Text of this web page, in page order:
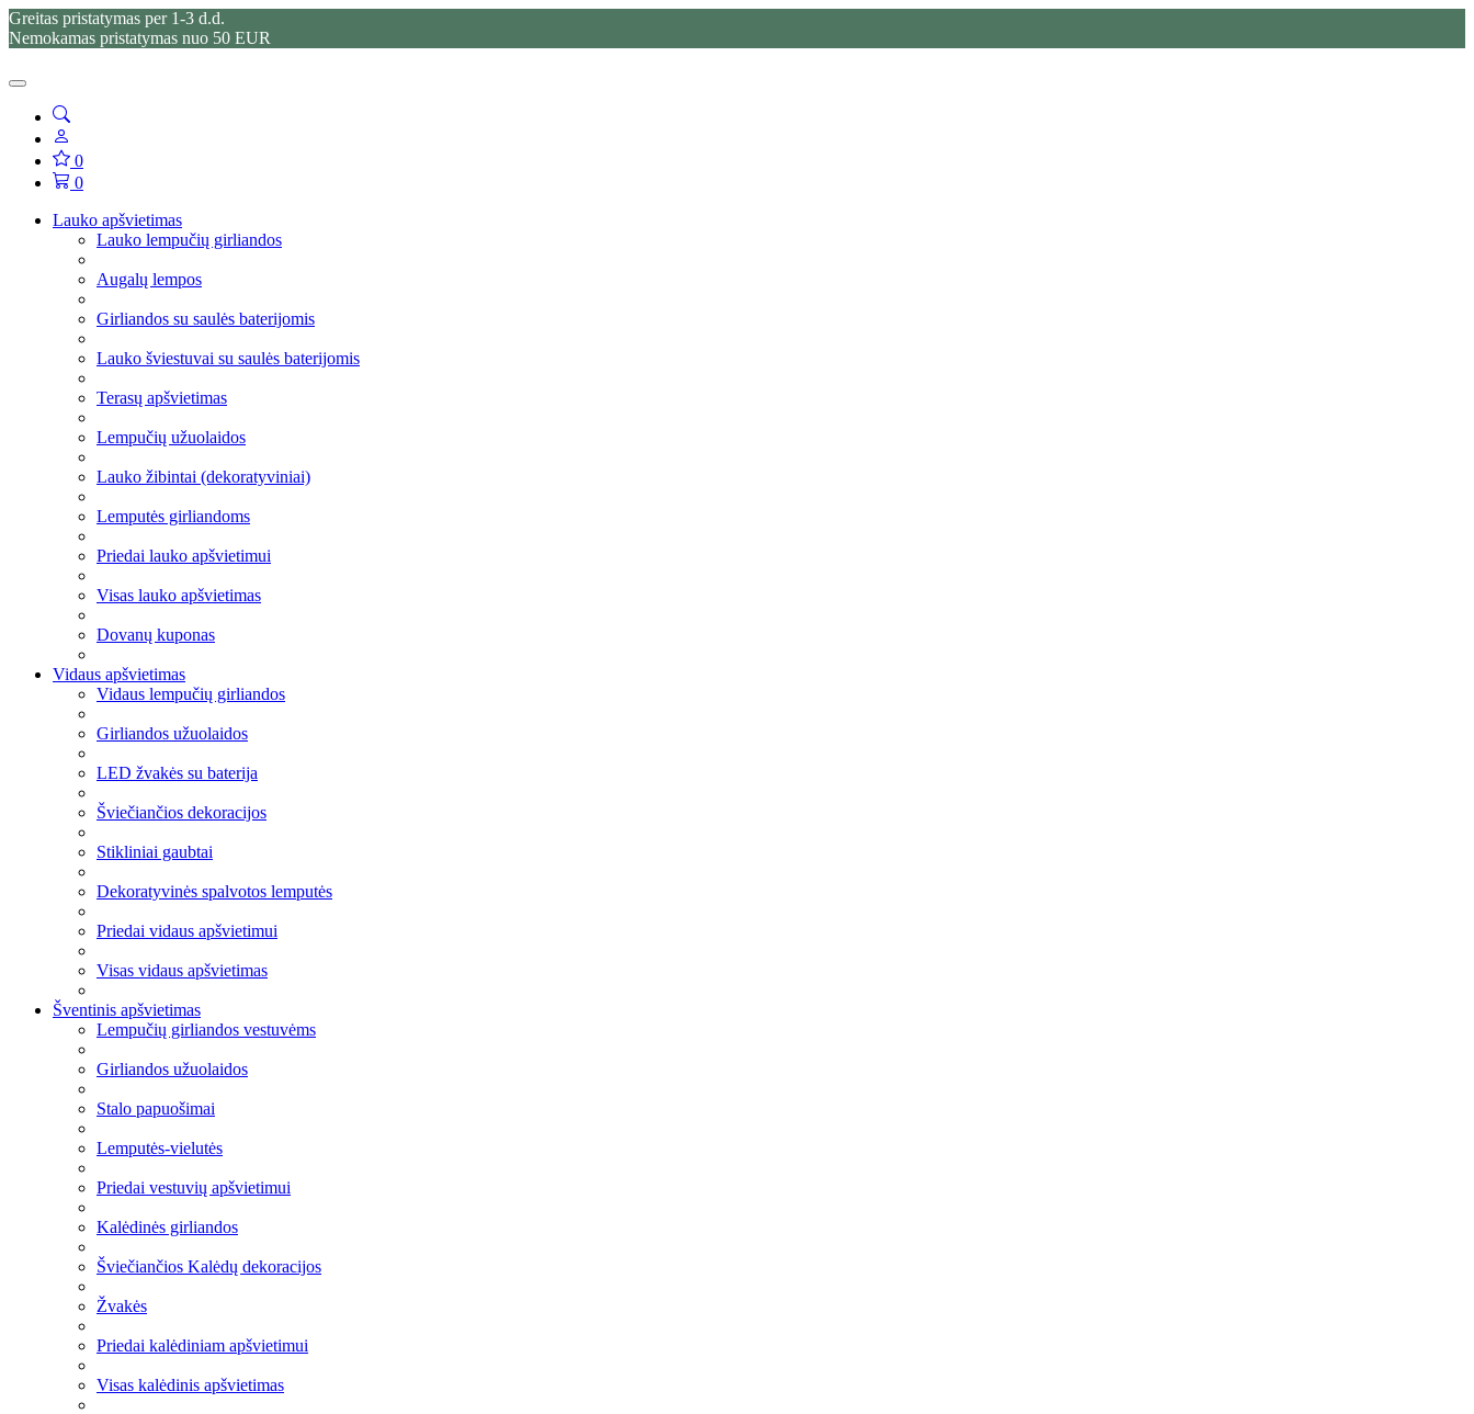
Greitas pristatymas per 1-3 d.d.
Nemokamas pristatymas nuo 50 EUR
0
0
Lauko apšvietimas
Lauko lempučių girliandos
Augalų lempos
Girliandos su saulės baterijomis
Lauko šviestuvai su saulės baterijomis
Terasų apšvietimas
Lempučių užuolaidos
Lauko žibintai (dekoratyviniai)
Lemputės girliandoms
Priedai lauko apšvietimui
Visas lauko apšvietimas
Dovanų kuponas
Vidaus apšvietimas
Vidaus lempučių girliandos
Girliandos užuolaidos
LED žvakės su baterija
Šviečiančios dekoracijos
Stikliniai gaubtai
Dekoratyvinės spalvotos lemputės
Priedai vidaus apšvietimui
Visas vidaus apšvietimas
Šventinis apšvietimas
Lempučių girliandos vestuvėms
Girliandos užuolaidos
Stalo papuošimai
Lemputės-vielutės
Priedai vestuvių apšvietimui
Kalėdinės girliandos
Šviečiančios Kalėdų dekoracijos
Žvakės
Priedai kalėdiniam apšvietimui
Visas kalėdinis apšvietimas